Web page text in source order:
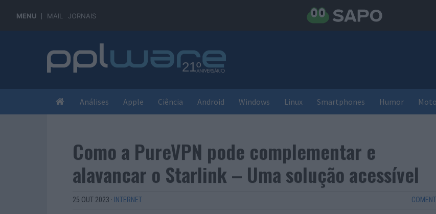
MENU MAIL JORNAIS
Análises Apple Ciência Android Windows Linux Smartphones Humor
Como a PureVPN pode complementar e
alavancar o Starlink – Uma solução acessível
25 OUT 2023 · INTERNET